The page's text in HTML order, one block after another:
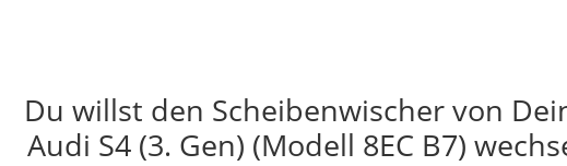
Du willst den Scheibenwischer von
Audi S4 (3. Gen) (Modell 8EC B7)